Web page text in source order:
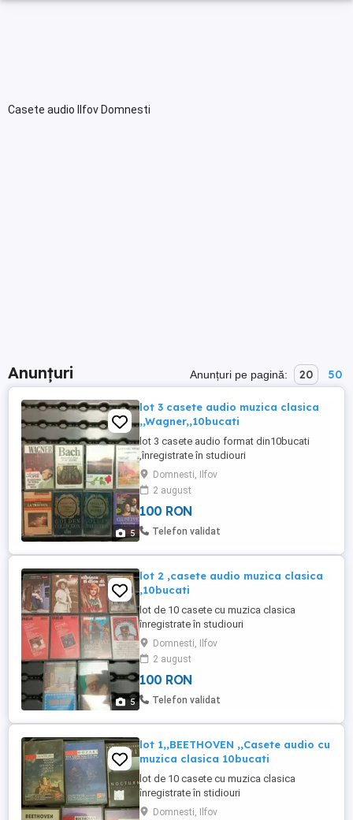
Casete audio Ilfov Domnesti
Anunțuri Anunțuri pe pagină: 20 50
5
lot 3 casete audio muzica clasica
,,Wagner,,10bucati
lot 3 casete audio format din10bucati
,înregistrate în studiouri
Domnesti, Ilfov
2 august
100 RON
Telefon validat
5
lot 2 ,casete audio muzica clasica
,10bucati
lot de 10 casete cu muzica clasica
înregistrate în studiouri
Domnesti, Ilfov
2 august
100 RON
Telefon validat
lot 1,,BEETHOVEN ,,Casete audio cu
muzica clasica 10bucati
lot de 10 casete cu muzica clasica
înregistrate în stidiouri
Domnesti, Ilfov